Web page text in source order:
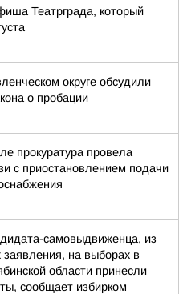
Театрграда, который
округе обсудили
о пробации
прокуратура провела
с приостановлением подачи
самовыдвиженца, из
на выборах в
области принесли
сообщает избирком